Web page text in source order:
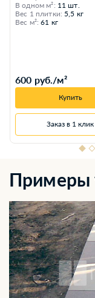
В одном м²: 11 шт.
Вес 1 плитки: 5,5 кг
Вес м²: 61 кг
600 руб./м²
Купить
Заказ в 1 клик
Примеры